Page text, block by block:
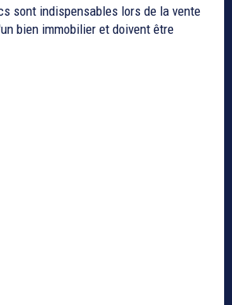
sont indispensables lors de la vente
bien immobilier et doivent être